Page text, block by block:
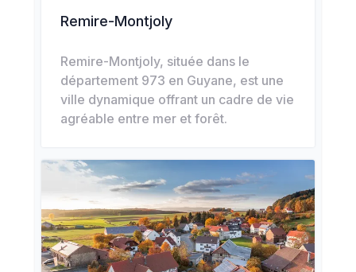
Remire-Montjoly
Remire-Montjoly, située dans le
département 973 en Guyane, est une
ville dynamique offrant un cadre de vie
agréable entre mer et forêt.